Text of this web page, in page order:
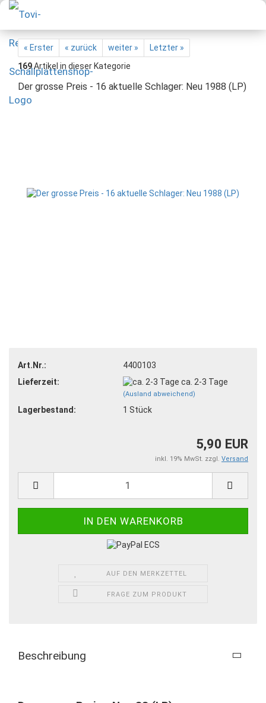
« Erster « zurück weiter »
Letzter »
169Artikel in dieser Kategorie
Der grosse Preis - 16 aktuelle Schlager: Neu 1988 (LP)
Art.Nr.:
4400103
Lieferzeit:
ca. 2-3 Tage
(Ausland abweichend)
Lagerbestand: 1 Stück
5,90 EUR
inkl. 19% MwSt. zzgl. Versand
AUF DEN MERKZETTEL
FRAGE ZUM PRODUKT
Beschreibung